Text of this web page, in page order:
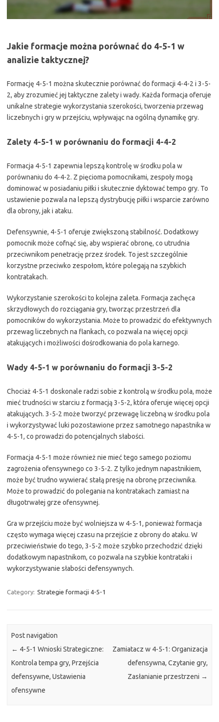
Jakie formacje można porównać do 4-5-1 w
analizie taktycznej?
Formację 4-5-1 można skutecznie porównać do formacji 4-4-2 i 3-5-
2, aby zrozumieć jej taktyczne zalety i wady. Każda formacja oferuje
unikalne strategie wykorzystania szerokości, tworzenia przewag
liczebnych i gry w przejściu, wpływając na ogólną dynamikę gry.
Zalety 4-5-1 w porównaniu do formacji 4-4-2
Formacja 4-5-1 zapewnia lepszą kontrolę w środku pola w
porównaniu do 4-4-2. Z pięcioma pomocnikami, zespoły mogą
dominować w posiadaniu piłki i skutecznie dyktować tempo gry. To
ustawienie pozwala na lepszą dystrybucję piłki i wsparcie zarówno
dla obrony, jak i ataku.
Defensywnie, 4-5-1 oferuje zwiększoną stabilność. Dodatkowy
pomocnik może cofnąć się, aby wspierać obronę, co utrudnia
przeciwnikom penetrację przez środek. To jest szczególnie
korzystne przeciwko zespołom, które polegają na szybkich
kontratakach.
Wykorzystanie szerokości to kolejna zaleta. Formacja zachęca
skrzydłowych do rozciągania gry, tworząc przestrzeń dla
pomocników do wykorzystania. Może to prowadzić do efektywnych
przewag liczebnych na flankach, co pozwala na więcej opcji
atakujących i możliwości dośrodkowania do pola karnego.
Wady 4-5-1 w porównaniu do formacji 3-5-2
Chociaż 4-5-1 doskonale radzi sobie z kontrolą w środku pola, może
mieć trudności w starciu z formacją 3-5-2, która oferuje więcej opcji
atakujących. 3-5-2 może tworzyć przewagę liczebną w środku pola
i wykorzystywać luki pozostawione przez samotnego napastnika w
4-5-1, co prowadzi do potencjalnych słabości.
Formacja 4-5-1 może również nie mieć tego samego poziomu
zagrożenia ofensywnego co 3-5-2. Z tylko jednym napastnikiem,
może być trudno wywierać stałą presję na obronę przeciwnika.
Może to prowadzić do polegania na kontratakach zamiast na
długotrwałej grze ofensywnej.
Gra w przejściu może być wolniejsza w 4-5-1, ponieważ formacja
często wymaga więcej czasu na przejście z obrony do ataku. W
przeciwieństwie do tego, 3-5-2 może szybko przechodzić dzięki
dodatkowym napastnikom, co pozwala na szybkie kontrataki i
wykorzystywanie słabości defensywnych.
Category: Strategie formacji 4-5-1
Post navigation
← 4-5-1 Wnioski Strategiczne:
Kontrola tempa gry, Przejścia
defensywne, Ustawienia
ofensywne
Zamiatacz w 4-5-1: Organizacja
defensywna, Czytanie gry,
Zasłanianie przestrzeni →